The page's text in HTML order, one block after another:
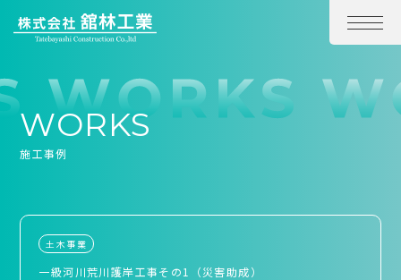
WORKS
施工事例
土木事業
一級河川荒川護岸工事その1（災害助成）